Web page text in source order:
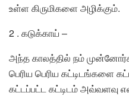
உள்ள கிருமிகளை அழிக்கும்.
2 . கடுக்காய் –
அந்த காலத்தில் நம்
பெரிய பெரிய கட்டிடங்களை
கட்டப்பட்ட கட்டிடம் அவ்வளவு